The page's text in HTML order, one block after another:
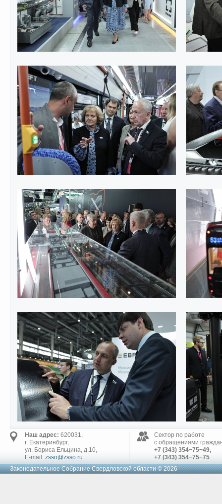
Наш адрес: 620031,
г. Екатеринбург,
ул. Бориса Ельцина, д.10,
E-mail: zsso@zsso.ru
Сектор по работе
с обращениями
+7 (343) 354−75−49,
+7 (343) 354−75−75
Законодательное Cобрание Свердловской области © 2026